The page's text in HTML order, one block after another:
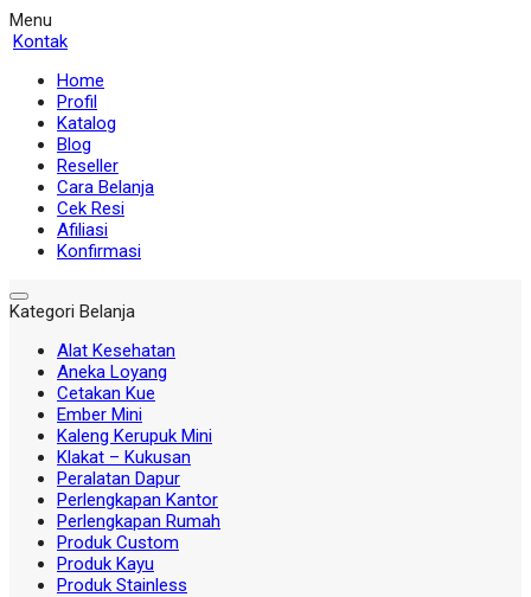
Menu
Kontak
Home
Profil
Katalog
Blog
Reseller
Cara Belanja
Cek Resi
Afiliasi
Konfirmasi
Kategori Belanja
Alat Kesehatan
Aneka Loyang
Cetakan Kue
Ember Mini
Kaleng Kerupuk Mini
Klakat – Kukusan
Peralatan Dapur
Perlengkapan Kantor
Perlengkapan Rumah
Produk Custom
Produk Kayu
Produk Stainless